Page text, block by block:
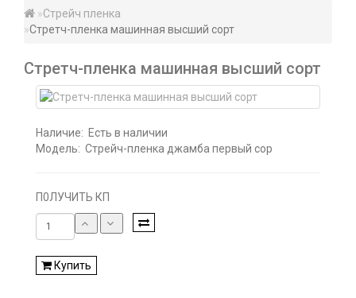
Стрейч пленка
Стретч-пленка машинная высший сорт
Стретч-пленка машинная высший сорт
Наличие: Есть в наличии
Модель: Стрейч-пленка джамба первый сор
П0ЛУЧИТЬ КП
Купить